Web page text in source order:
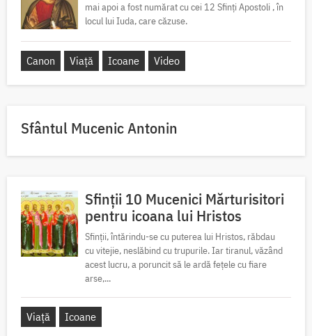
mai apoi a fost numărat cu cei 12 Sfinți Apostoli , în
locul lui Iuda, care căzuse.
Canon Viață Icoane Video
Sfântul Mucenic Antonin
Sfinții 10 Mucenici Mărturisitori
pentru icoana lui Hristos
Sfinții, întărindu-se cu puterea lui Hristos, răbdau
cu vitejie, neslăbind cu trupurile. Iar tiranul, văzând
acest lucru, a poruncit să le ardă fețele cu fiare
arse,...
Viață Icoane